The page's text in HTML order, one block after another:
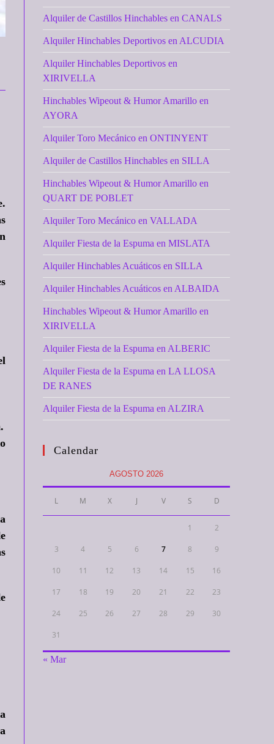
Alquiler de Castillos Hinchables en CANALS
Alquiler Hinchables Deportivos en ALCUDIA
Alquiler Hinchables Deportivos en
XIRIVELLA
Hinchables Wipeout & Humor Amarillo en
AYORA
Alquiler Toro Mecánico en ONTINYENT
Alquiler de Castillos Hinchables en SILLA
Hinchables Wipeout & Humor Amarillo en
QUART DE POBLET
Alquiler Toro Mecánico en VALLADA
Alquiler Fiesta de la Espuma en MISLATA
Alquiler Hinchables Acuáticos en SILLA
Alquiler Hinchables Acuáticos en ALBAIDA
Hinchables Wipeout & Humor Amarillo en
XIRIVELLA
Alquiler Fiesta de la Espuma en ALBERIC
Alquiler Fiesta de la Espuma en LA LLOSA
DE RANES
Alquiler Fiesta de la Espuma en ALZIRA
Calendar
AGOSTO 2026
L M X J V S D
1 2
3 4 5 6 7 8 9
10 11 12 13 14 15 16
17 18 19 20 21 22 23
24 25 26 27 28 29 30
31
« Mar